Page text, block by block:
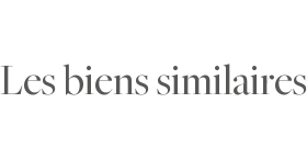
Les biens similaires